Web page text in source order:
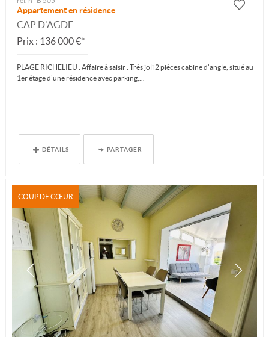
Appartement en résidence
CAP D'AGDE
Prix : 136 000 €*
PLAGE RICHELIEU : Affaire à saisir : Très joli 2 pièces cabine d'angle, situé au
1er étage d'une résidence avec parking,...
DÉTAILS PARTAGER
COUP DE CŒUR